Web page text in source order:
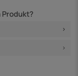
Produkt?